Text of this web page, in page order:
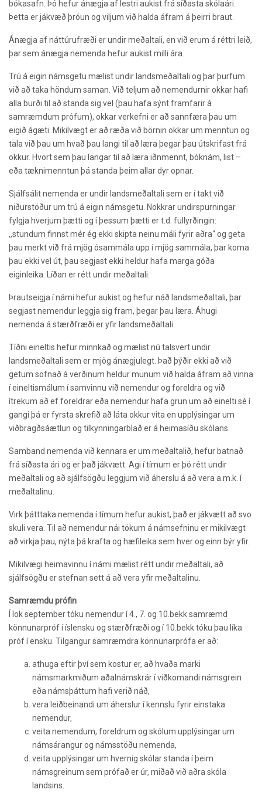
bókasafn. Þó hefur ánægja af lestri aukist frá síðasta skólaári.
Þetta er jákvæð þróun og viljum við halda áfram á þeirri braut.
Ánægja af náttúrufræði er undir meðaltali, en við erum á réttri leið,
þar sem ánægja nemenda hefur aukist milli ára.
Trú á eigin námsgetu mælist undir landsmeðaltali og þar þurfum
við að taka höndum saman. Við teljum að nemendurnir okkar hafi
alla burði til að standa sig vel (þau hafa sýnt framfarir á
samræmdum prófum), okkar verkefni er að sannfæra þau um
eigið ágæti. Mikilvægt er að ræða við börnin okkar um menntun og
tala við þau um hvað þau langi til að læra þegar þau útskrifast frá
okkur. Hvort sem þau langar til að læra iðnmennt, bóknám, list –
eða tæknimenntun þá standa þeim allar dyr opnar.
Sjálfsálit nemenda er undir landsmeðaltali sem er í takt við
niðurstöður um trú á eigin námsgetu. Nokkrar undirspurningar
fylgja hverjum þætti og í þessum þætti er t.d. fullyrðingin:
,,stundum finnst mér ég ekki skipta neinu máli fyrir aðra“ og geta
þau merkt við frá mjög ósammála upp í mjög sammála, þar koma
þau ekki vel út, þau segjast ekki heldur hafa marga góða
eiginleika. Líðan er rétt undir meðaltali.
Þrautseigja í námi hefur aukist og hefur náð landsmeðaltali, þar
segjast nemendur leggja sig fram, þegar þau læra. Áhugi
nemenda á stærðfræði er yfir landsmeðaltali.
Tíðni eineltis hefur minnkað og mælist nú talsvert undir
landsmeðaltali sem er mjög ánægjulegt. Það þýðir ekki að við
getum sofnað á verðinum heldur munum við halda áfram að vinna
í eineltismálum í samvinnu við nemendur og foreldra og við
ítrekum að ef foreldrar eða nemendur hafa grun um að einelti sé í
gangi þá er fyrsta skrefið að láta okkur vita en upplýsingar um
viðbragðsáætlun og tilkynningarblað er á heimasíðu skólans.
Samband nemenda við kennara er um meðaltalið, hefur batnað
frá síðasta ári og er það jákvætt. Agi í tímum er þó rétt undir
meðaltali og að sjálfsögðu leggjum við áherslu á að vera a.m.k. í
meðaltalinu.
Virk þátttaka nemenda í tímum hefur aukist, það er jákvætt að svo
skuli vera. Til að nemendur nái tökum á námsefninu er mikilvægt
að virkja þau, nýta þá krafta og hæfileika sem hver og einn býr yfir.
Mikilvægi heimavinnu í námi mælist rétt undir meðaltali, að
sjálfsögðu er stefnan sett á að vera yfir meðaltalinu.
Samræmdu prófin
Í lok september tóku nemendur í 4., 7. og 10.bekk samræmd
könnunarpróf í íslensku og stærðfræði og í 10.bekk tóku þau líka
próf í ensku. Tilgangur samræmdra könnunarprófa er að:
athuga eftir því sem kostur er, að hvaða marki
námsmarkmiðum aðalnámskrár í viðkomandi námsgrein
eða námsþáttum hafi verið náð,
vera leiðbeinandi um áherslur í kennslu fyrir einstaka
nemendur,
veita nemendum, foreldrum og skólum upplýsingar um
námsárangur og náms­stöðu nemenda,
veita upplýsingar um hvernig skólar standa í þeim
námsgreinum sem prófað er úr, miðað við aðra skóla
landsins.